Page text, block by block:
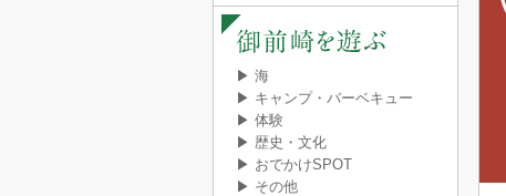
▶ 海
▶ キャンプ・バーベキュー
▶ 体験
▶ 歴史・文化
▶ おでかけSPOT
▶ その他